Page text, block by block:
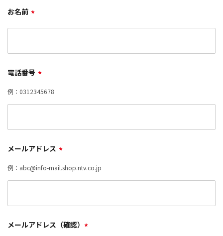
お名前 *
電話番号 *
例：0312345678
メールアドレス *
例：abc@info-mail.shop.ntv.co.jp
メールアドレス（確認） *